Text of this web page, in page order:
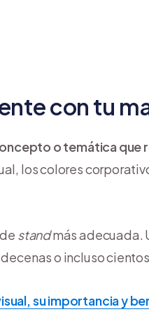
con tu
o temática que
los colores
standmás adecuada.
o incluso
su importancia y